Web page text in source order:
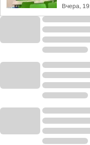
Вчера,